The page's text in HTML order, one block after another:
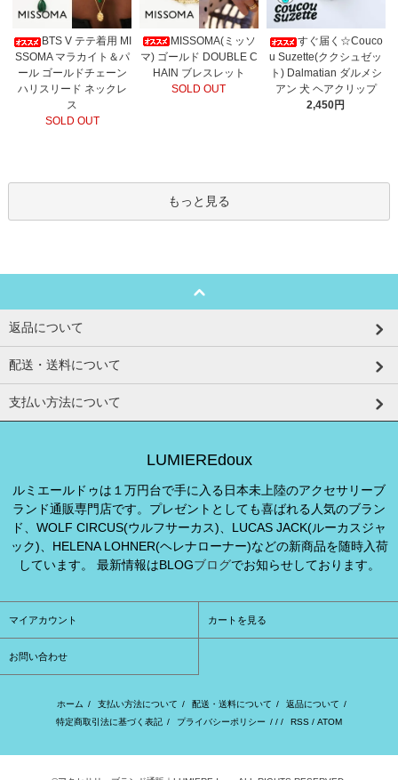
BTS V テテ着用 MI
SSOMA マラカイト＆パ
ール ゴールドチェーン
ハリスリード ネックレ
ス
SOLD OUT
MISSOMA(ミッソ
マ) ゴールド DOUBLE C
HAIN ブレスレット
SOLD OUT
すぐ届く☆Couco
u Suzette(ククシュゼッ
ト) Dalmatian ダルメシ
アン 犬 ヘアクリップ
2,450円
もっと見る
返品について
配送・送料について
支払い方法について
LUMIEREdoux
ルミエールドゥは１万円台で手に入る日本未上陸のアクセサリーブ
ランド通販専門店です。プレゼントとしても喜ばれる人気のブラン
ド、WOLF CIRCUS(ウルフサーカス)、LUCAS JACK(ルーカスジャ
ック)、HELENA LOHNER(ヘレナローナー)などの新商品を随時入荷
しています。 最新情報はBLOGブログでお知らせしております。
マイアカウント カートを見る
お問い合わせ
ホーム / 支払い方法について / 配送・送料について / 返品について /
特定商取引法に基づく表記 / プライバシーポリシー / / / RSS / ATOM